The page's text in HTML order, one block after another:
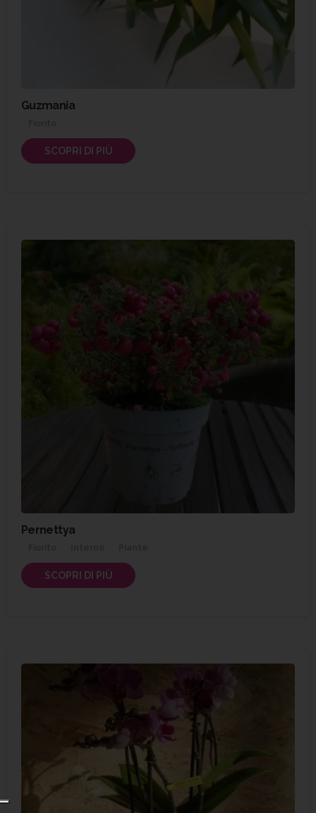
Guzmania
SCOPRI DI PIÙ
Pernettya
SCOPRI DI PIÙ